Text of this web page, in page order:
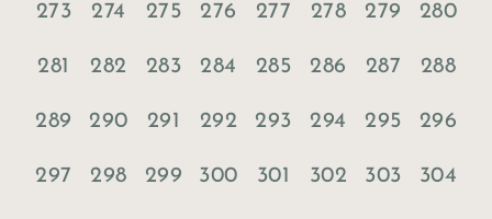
273 274 275 276 277 278 279 280
281 282 283 284 285 286 287 288
289 290 291 292 293 294 295 296
297 298 299 300 301 302 303 304